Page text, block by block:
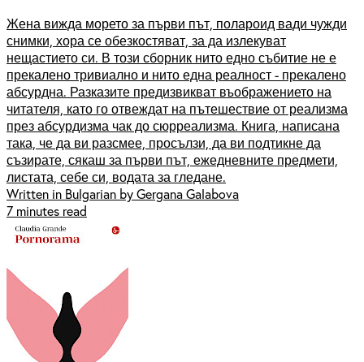
Жена вижда морето за първи път, полароид вади чужди
снимки, хора се обезкостяват, за да излекуват
нещастието си. В този сборник нито едно събитие не е
прекалено тривиално и нито една реалност - прекалено
абсурдна. Разказите предизвикват въображението на
читателя, като го отвеждат на пътешествие от реализма
през абсурдизма чак до сюрреализма. Книга, написана
така, че да ви разсмее, просълзи, да ви подтикне да
съзирате, сякаш за първи път, ежедневните предмети,
листата, себе си, водата за гледане.
Written in Bulgarian by Gergana Galabova
7 minutes read